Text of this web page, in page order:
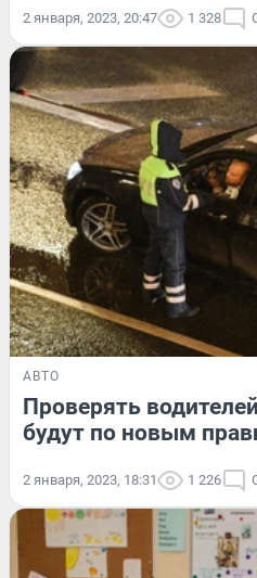
2 января, 2023, 20:47 1 328
АВТО
Проверять
будут по новым
2 января, 2023, 18:31 1 226